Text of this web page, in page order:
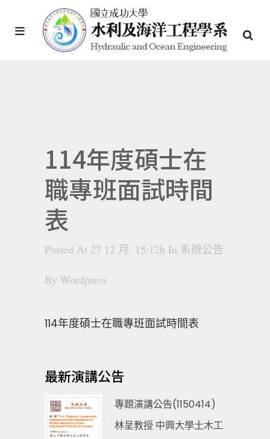
114年度碩士在
職專班面試時間
表
Posted At 27 12 月, 15:12h In 系辦公告
By Wordpress
114年度碩士在職專班面試時間表
最新演講公告
專題演講公告(1150414)
林呈教授 中興大學土木工